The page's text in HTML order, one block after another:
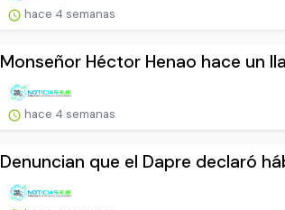
hace 4 semanas
Monseñor Héctor Henao hace un
hace 4 semanas
Denuncian que el Dapre declaró